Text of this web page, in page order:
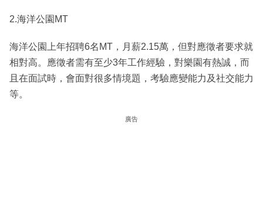
2.海洋公園MT
海洋公園上年招聘6名MT，月薪2.15萬，但對應徵者要求就
相對高。應徵者需有至少3年工作經驗，對樂園有熱誠，而
且在面試時，會面對很多情境題，考驗應變能力及社交能力
等。
廣告